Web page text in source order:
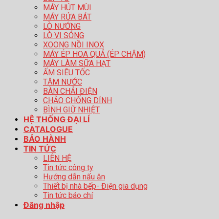
MÁY HÚT MÙI
MÁY RỬA BÁT
LÒ NƯỚNG
LÒ VI SÓNG
XOONG NỒI INOX
MÁY ÉP HOA QUẢ (ÉP CHẬM)
MÁY LÀM SỮA HẠT
ẤM SIÊU TỐC
TĂM NƯỚC
BÀN CHẢI ĐIỆN
CHẢO CHỐNG DÍNH
BÌNH GIỮ NHIỆT
HỆ THỐNG ĐẠI LÍ
CATALOGUE
BẢO HÀNH
TIN TỨC
LIÊN HỆ
Tin tức công ty
Hướng dẫn nấu ăn
Thiết bị nhà bếp- Điện gia dụng
Tin tức báo chí
Đăng nhập